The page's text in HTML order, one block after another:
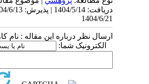
1404/6/21
ارسال نظر درباره این مقاله : نام
الکترونیک شما: